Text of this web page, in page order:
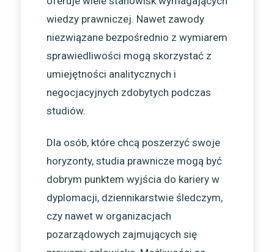
wiedzy prawniczej. Nawet zawody
niezwiązane bezpośrednio z wymiarem
sprawiedliwości mogą skorzystać z
umiejętności analitycznych i
negocjacyjnych zdobytych podczas
studiów.
Dla osób, które chcą poszerzyć swoje
horyzonty, studia prawnicze mogą być
dobrym punktem wyjścia do kariery w
dyplomacji, dziennikarstwie śledczym,
czy nawet w organizacjach
pozarządowych zajmujących się